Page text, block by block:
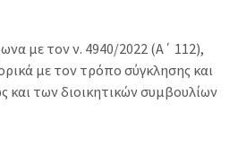
με τον ν. 4940/2022 (Α΄ 112),
με τον τρόπο σύγκλησης και
των διοικητικών συμβουλίων